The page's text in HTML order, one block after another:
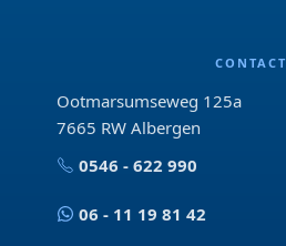
CONTACT
Ootmarsumseweg 125a
7665 RW Albergen
0546 - 622 990
06 - 11 19 81 42